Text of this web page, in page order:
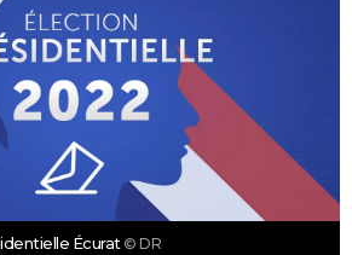
Écurat © DR